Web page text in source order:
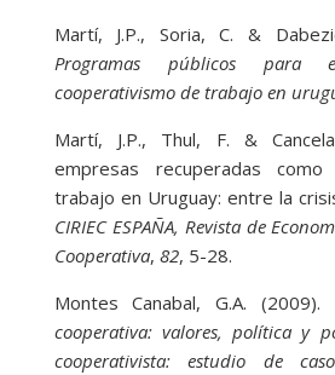
Martí, J.P., Soria, C. &
Programas públicos para
cooperativismo de trabajo en
Martí, J.P., Thul, F. &
empresas recuperadas
trabajo en Uruguay: entre la
CIRIEC ESPAÑA, Revista de
Cooperativa, 82, 5-28.
Montes Canabal, G.A. (2009).
cooperativa: valores, política y
cooperativista: estudio de